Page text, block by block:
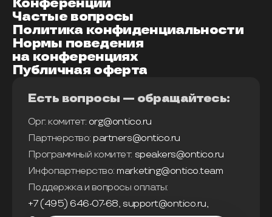
Частые вопросы
Политика конфиденциальности
Нормы поведения
на конференциях
Публичная оферта
Есть вопросы — обращайтесь:
Орг. комитет: org@ontico.ru
Партнерство: partners@ontico.ru
Программный комитет: speakers@ontico.ru
Инфопартнерство: marketing@ontico.team
Поддержка и вопросы оплаты:
+7 (495) 646-07-68, support@ontico.ru,